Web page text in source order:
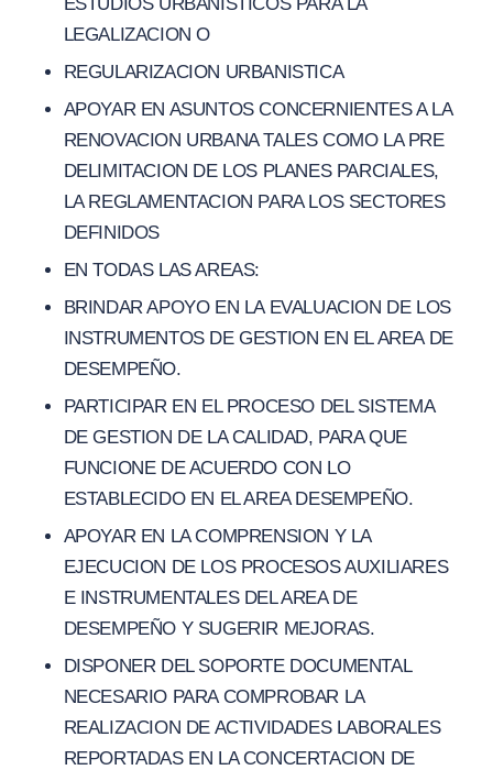
LEGALIZACION O
REGULARIZACION URBANISTICA
APOYAR EN ASUNTOS CONCERNIENTES A LA
RENOVACION URBANA TALES COMO LA PRE
DELIMITACION DE LOS PLANES PARCIALES,
LA REGLAMENTACION PARA LOS SECTORES
DEFINIDOS
EN TODAS LAS AREAS:
BRINDAR APOYO EN LA EVALUACION DE LOS
INSTRUMENTOS DE GESTION EN EL AREA DE
DESEMPEÑO.
PARTICIPAR EN EL PROCESO DEL SISTEMA
DE GESTION DE LA CALIDAD, PARA QUE
FUNCIONE DE ACUERDO CON LO
ESTABLECIDO EN EL AREA DESEMPEÑO.
APOYAR EN LA COMPRENSION Y LA
EJECUCION DE LOS PROCESOS AUXILIARES
E INSTRUMENTALES DEL AREA DE
DESEMPEÑO Y SUGERIR MEJORAS.
DISPONER DEL SOPORTE DOCUMENTAL
NECESARIO PARA COMPROBAR LA
REALIZACION DE ACTIVIDADES LABORALES
REPORTADAS EN LA CONCERTACION DE